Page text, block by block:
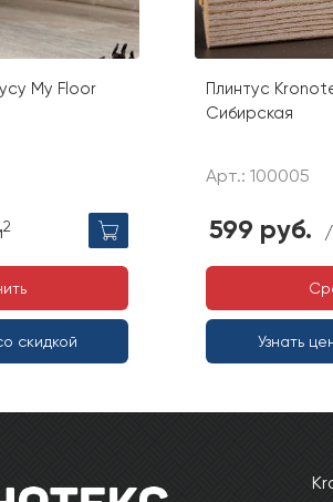
My Floor
2
скидкой
Плинтус
Сибирская
Арт.: 100005
599 руб.
Узнать